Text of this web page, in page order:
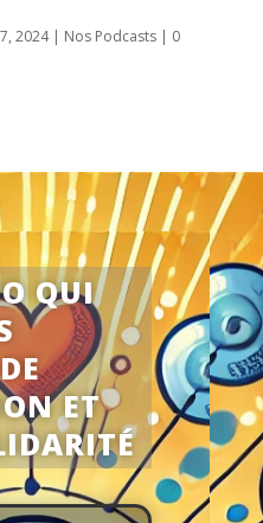
2024| Nos Podcasts| 0
QUI
ET